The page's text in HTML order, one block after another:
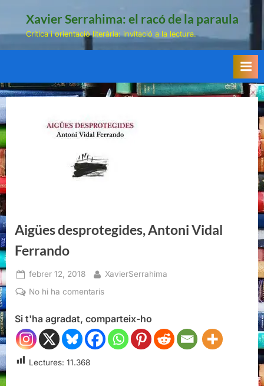
Xavier Serrahima: el racó de la paraula
Crítica i orientació literària: invitació a la lectura.
Aigües desprotegides, Antoni Vidal
Ferrando
Posted
on
febrer 12, 2018 By
XavierSerrahima
No hi ha comentarisa
desprotegides,
Antoni
Vidal
Si t'ha agradat, comparteix-ho
Lectures: 11.368